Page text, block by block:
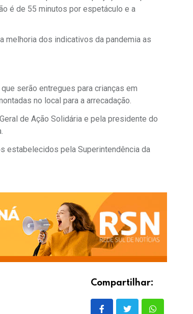
é de 55 minutos por espetáculo e a
melhoria dos indicativos da pandemia as
serão entregues para crianças em
no local para a arrecadação.
de Ação Solidária e pela presidente do
estabelecidos pela Superintendência da
Compartilhar: